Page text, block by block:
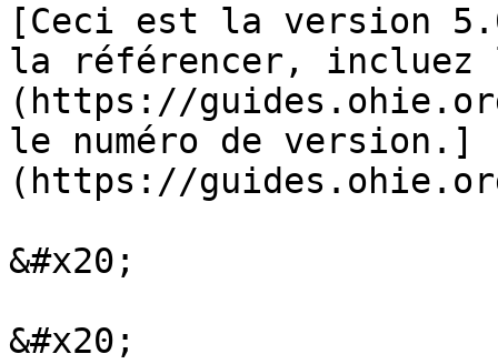
[Ceci est la version
la référencer,
(https://
le numéro de version.]
(https://
&#x20;
&#x20;